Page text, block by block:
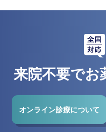
来院不要でお
オンライン診療について